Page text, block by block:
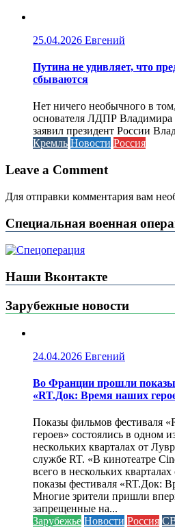
25.04.2026 Евгений
Путина не удивляет, что
сбываются
Нет ничего необычного в
основателя ЛДПР
заявил президент России
Кремль Новости Россия
Leave a Comment
Для отправки комментария вам
Специальная военная
Наши Вконтакте
Зарубежные новости
24.04.2026 Евгений
Во Франции прошли
«RT.Док: Время наших
Показы фильмов фестиваля
героев» состоялись в одном
нескольких кварталах от
службе RT. «В кинотеатре
всего в нескольких
показы фестиваля «RT.Док:
Многие зрители пришли
запрещенные на...
Зарубежье Новости Россия